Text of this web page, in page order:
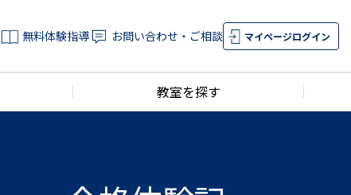
無料体験指導 お問い合わせ・ご相談 マイページログイン
教室を探す